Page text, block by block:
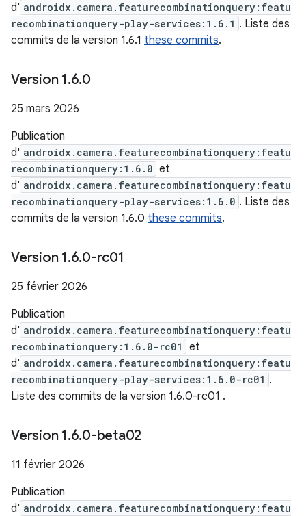
d' androidx.camera.featurecombinationquery:featu
recombinationquery-play-services:1.6.1 . Liste des
commits de la version 1.6.1 these commits.
Version 1.6.0
25 mars 2026
Publication
d' androidx.camera.featurecombinationquery:featu
recombinationquery:1.6.0 et
d' androidx.camera.featurecombinationquery:featu
recombinationquery-play-services:1.6.0 . Liste des
commits de la version 1.6.0 these commits.
Version 1.6.0-rc01
25 février 2026
Publication
d' androidx.camera.featurecombinationquery:featu
recombinationquery:1.6.0-rc01
et
d' androidx.camera.featurecombinationquery:featu
recombinationquery-play-services:1.6.0-rc01 .
Liste des commits de la version 1.6.0-rc01 .
Version 1.6.0-beta02
11 février 2026
Publication
d' androidx.camera.featurecombinationquery:featu